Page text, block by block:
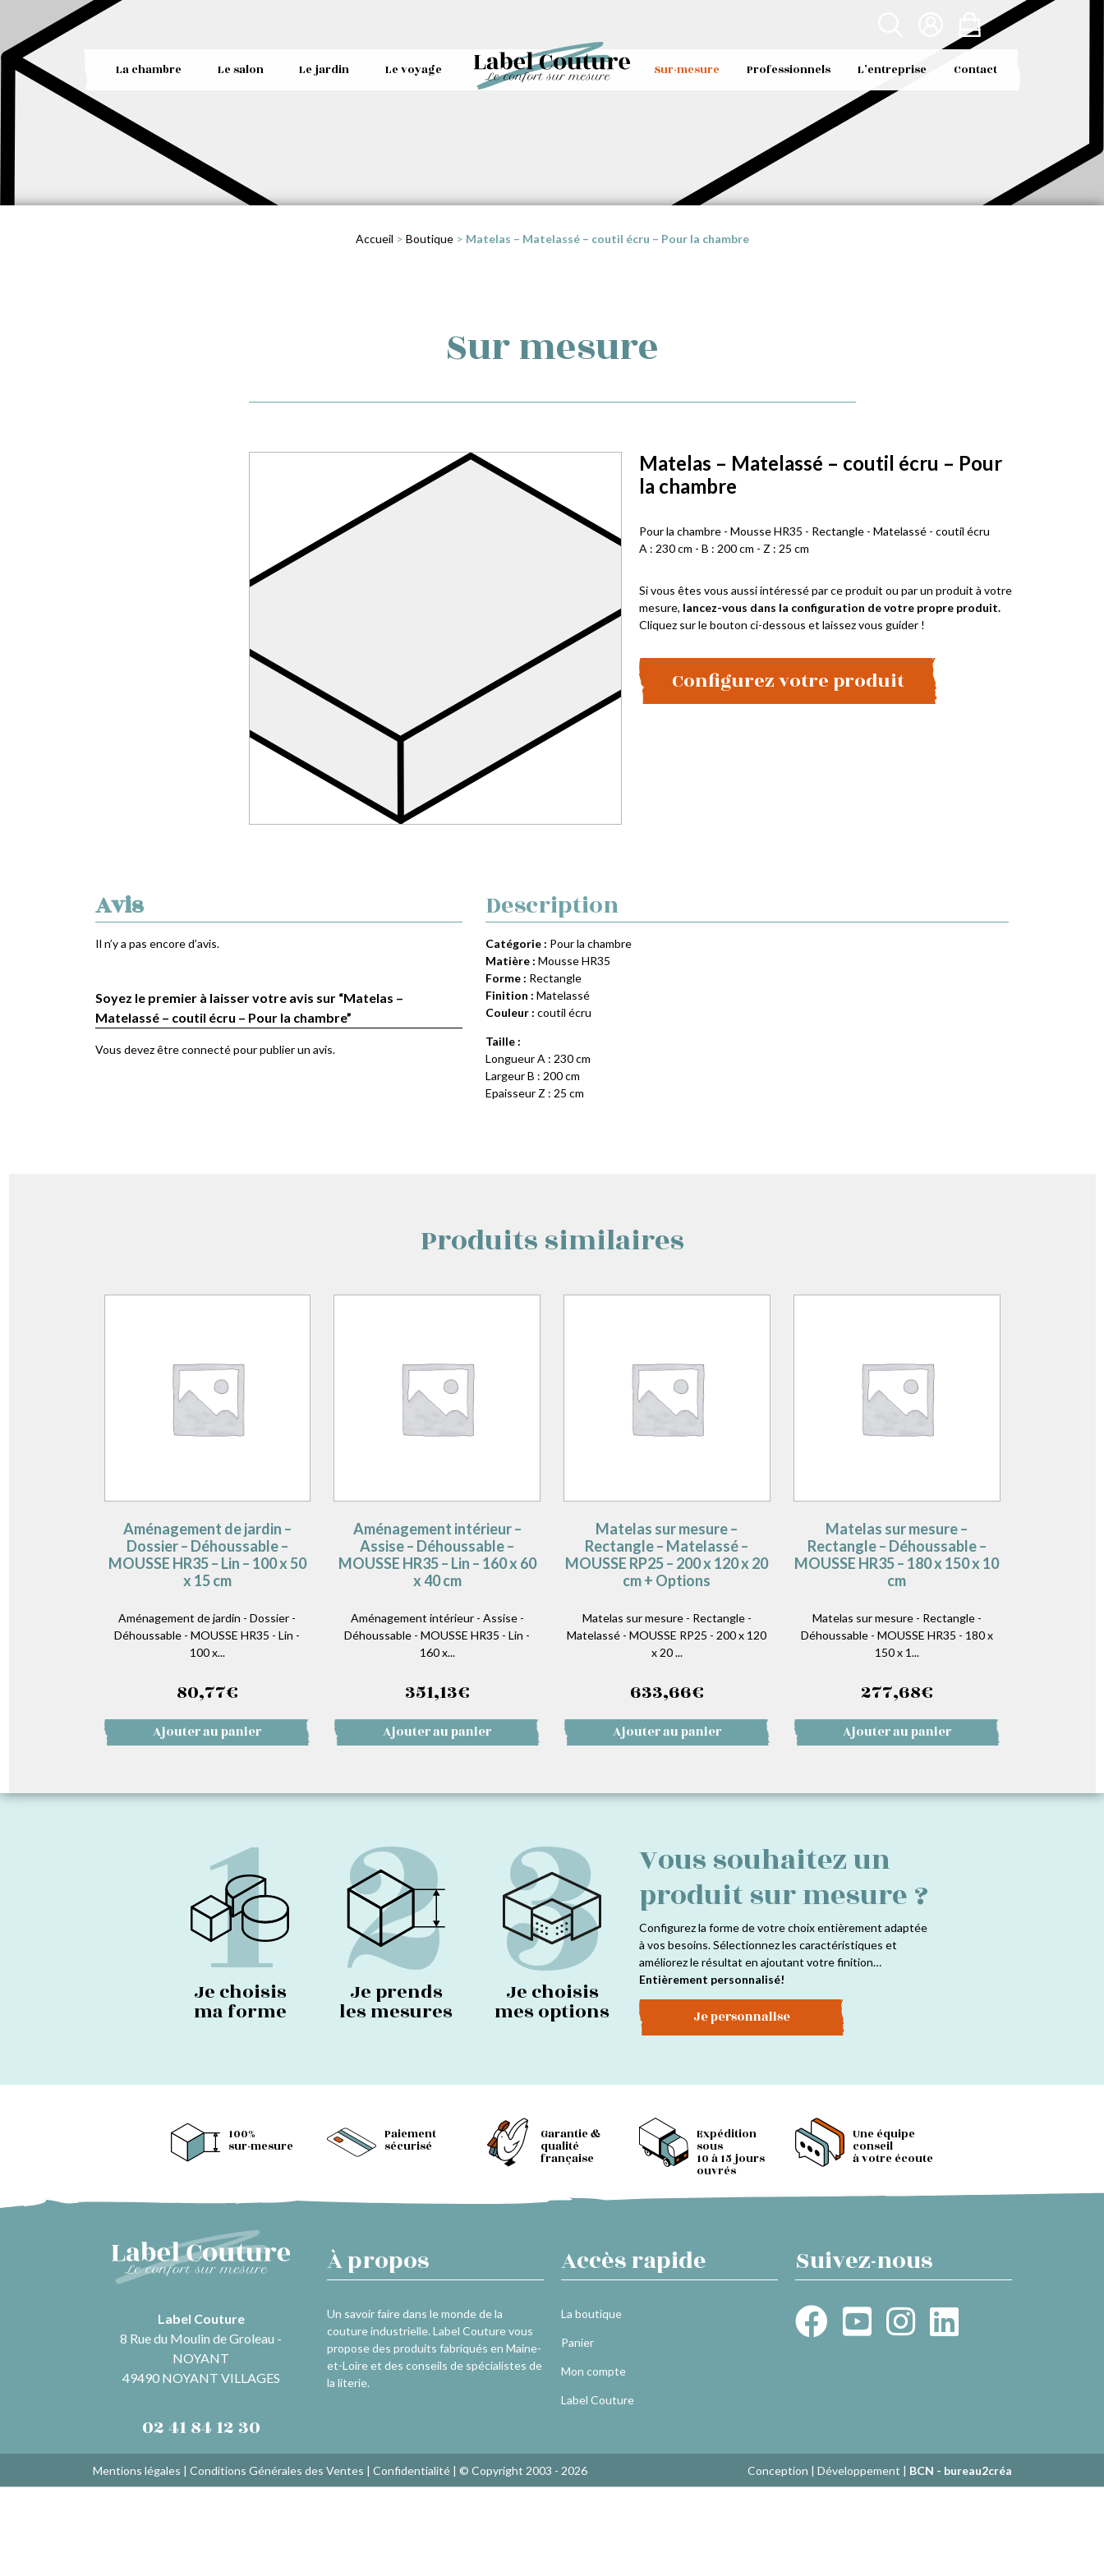
La chambre Le salon Le jardin Le voyage Sur-mesure Professionnels L’entreprise Contact
Accueil > Boutique> Matelas – Matelassé – coutil écru – Pour la chambre
Sur mesure
Matelas – Matelassé – coutil écru – Pour
la chambre
Pour la chambre - Mousse HR35 - Rectangle - Matelassé - coutil écru
A : 230 cm - B : 200 cm - Z : 25 cm
Si vous êtes vous aussi intéressé par ce produit ou par un produit à votre
mesure, lancez-vous dans la configuration de votre propre produit.
Cliquez sur le bouton ci-dessous et laissez vous guider !
Configurez votre produit
Avis
Il n’y a pas encore d’avis.
Soyez le premier à laisser votre avis sur “Matelas –
Matelassé – coutil écru – Pour la chambre”
Vous devez êtreconnectépour publier un avis.
Description
Catégorie : Pour la chambre
Matière : Mousse HR35
Forme : Rectangle
Finition : Matelassé
Couleur : coutil écru
Taille :
Longueur A : 230 cm
Largeur B : 200 cm
Epaisseur Z : 25 cm
Produits similaires
Aménagement de jardin –
Dossier – Déhoussable –
MOUSSE HR35 – Lin – 100 x 50
x 15 cm
Aménagement de jardin - Dossier -
Déhoussable - MOUSSE HR35 - Lin -
100 x...
80,77€
Ajouter au panier
Aménagement intérieur –
Assise – Déhoussable –
MOUSSE HR35 – Lin – 160 x 60
x 40 cm
Aménagement intérieur - Assise -
Déhoussable - MOUSSE HR35 - Lin -
160 x...
351,13€
Ajouter au panier
Matelas sur mesure –
Rectangle – Matelassé –
MOUSSE RP25 – 200 x 120 x 20
cm + Options
Matelas sur mesure - Rectangle -
Matelassé - MOUSSE RP25 - 200 x 120
x 20 ...
633,66€
Ajouter au panier
Matelas sur mesure –
Rectangle – Déhoussable –
MOUSSE HR35 – 180 x 150 x 10
cm
Matelas sur mesure - Rectangle -
Déhoussable - MOUSSE HR35 - 180 x
150 x 1...
277,68€
Ajouter au panier
1
Je choisis
ma forme 2
Je prends
les mesures 3
Je choisis
mes options
Vous souhaitez un
produit sur mesure ?
Configurez la forme de votre choix entièrement adaptée
à vos besoins. Sélectionnez les caractéristiques et
améliorez le résultat en ajoutant votre finition…
Entièrement personnalisé!
Je personnalise
100%
sur-mesure
Paiement
sécurisé
Garantie &
qualité
française
Expédition
sous
10 à 15 jours
ouvrés
Une équipe
conseil
à votre écoute
Label Couture
8 Rue du Moulin de Groleau -
NOYANT
49490 NOYANT VILLAGES
02 41 84 12 30
À propos
Un savoir faire dans le monde de la
couture industrielle. Label Couture vous
propose des produits fabriqués en Maine-
et-Loire et des conseils de spécialistes de
la literie.
Accès rapide
La boutique
Panier
Mon compte
Label Couture
Suivez-nous
Mentions légales | Conditions Générales des Ventes | Confidentialité| © Copyright 2003 - 2026 Conception | Développement | BCN - bureau2créa